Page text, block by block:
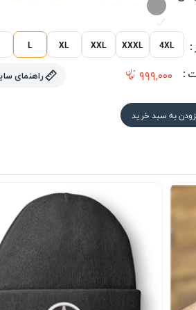
:
L XL XXL XXXL 4XL
: ۹۹۹,۰۰۰ راهنمای
به سبد خرید